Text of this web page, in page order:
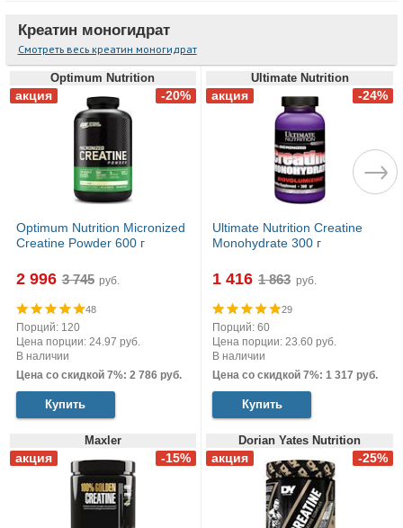
Креатин моногидрат
Смотреть весь креатин моногидрат
Optimum Nutrition
Optimum Nutrition Micronized
Creatine Powder 600 г
2 996 руб.
48
Порций: 120
Цена порции: 24.97 руб.
В наличии
Цена со скидкой 7%: 2 786 руб.
Купить
Ultimate Nutrition
Ultimate Nutrition Creatine
Monohydrate 300 г
1 416 руб.
29
Порций: 60
Цена порции: 23.60 руб.
В наличии
Цена со скидкой 7%: 1 317 руб.
Купить
Maxler Dorian Yates Nutrition